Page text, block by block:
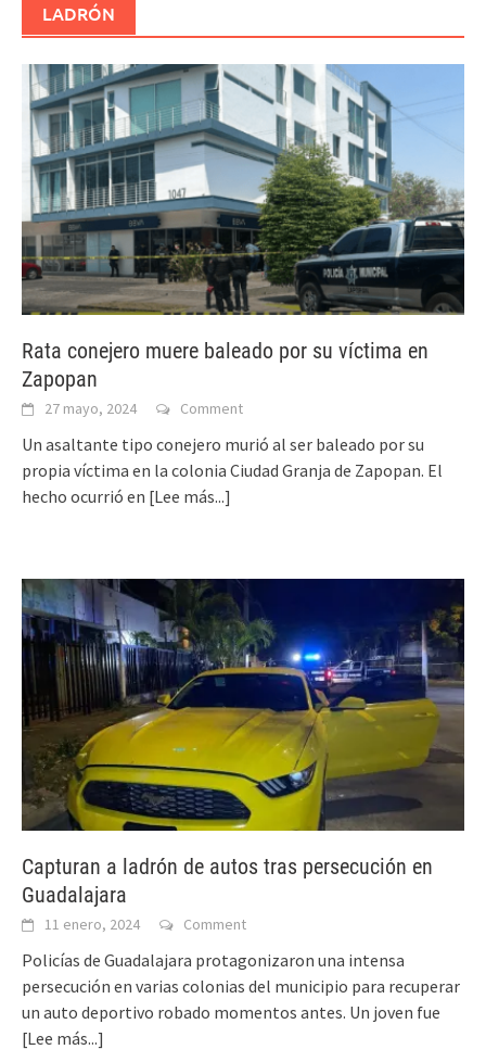
LADRÓN
Rata conejero muere baleado por su víctima en
Zapopan
27 mayo, 2024 Comment
Un asaltante tipo conejero murió al ser baleado por su
propia víctima en la colonia Ciudad Granja de Zapopan. El
hecho ocurrió en [Lee más...]
Capturan a ladrón de autos tras persecución en
Guadalajara
11 enero, 2024 Comment
Policías de Guadalajara protagonizaron una intensa
persecución en varias colonias del municipio para recuperar
un auto deportivo robado momentos antes. Un joven fue
[Lee más...]